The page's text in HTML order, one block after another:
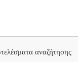
αναζήτησης